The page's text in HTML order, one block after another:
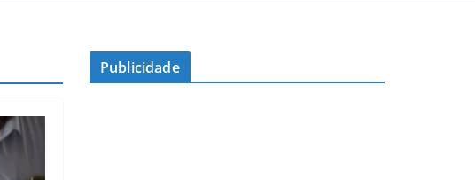
Publicidade